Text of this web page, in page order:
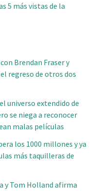
5 más vistas de la
Brendan Fraser y
regreso de otros dos
universo extendido de
se niega a reconocer
malas películas
los 1000 millones y ya
más taquilleras de
y Tom Holland afirma